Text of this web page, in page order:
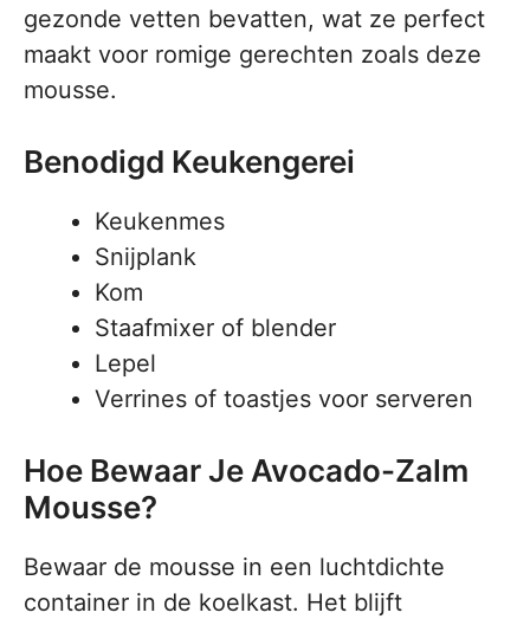
gezonde vetten bevatten, wat ze perfect
maakt voor romige gerechten zoals deze
mousse.
Benodigd Keukengerei
Keukenmes
Snijplank
Kom
Staafmixer of blender
Lepel
Verrines of toastjes voor serveren
Hoe Bewaar Je Avocado-Zalm
Mousse?
Bewaar de mousse in een luchtdichte
container in de koelkast. Het blijft